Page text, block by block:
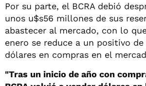
Por su parte, el BCRA debió
unos u$s56 millones de sus
abastecer al mercado, con lo
enero se reduce a un positivo
dólares en compras en el
"Tras un inicio de año con